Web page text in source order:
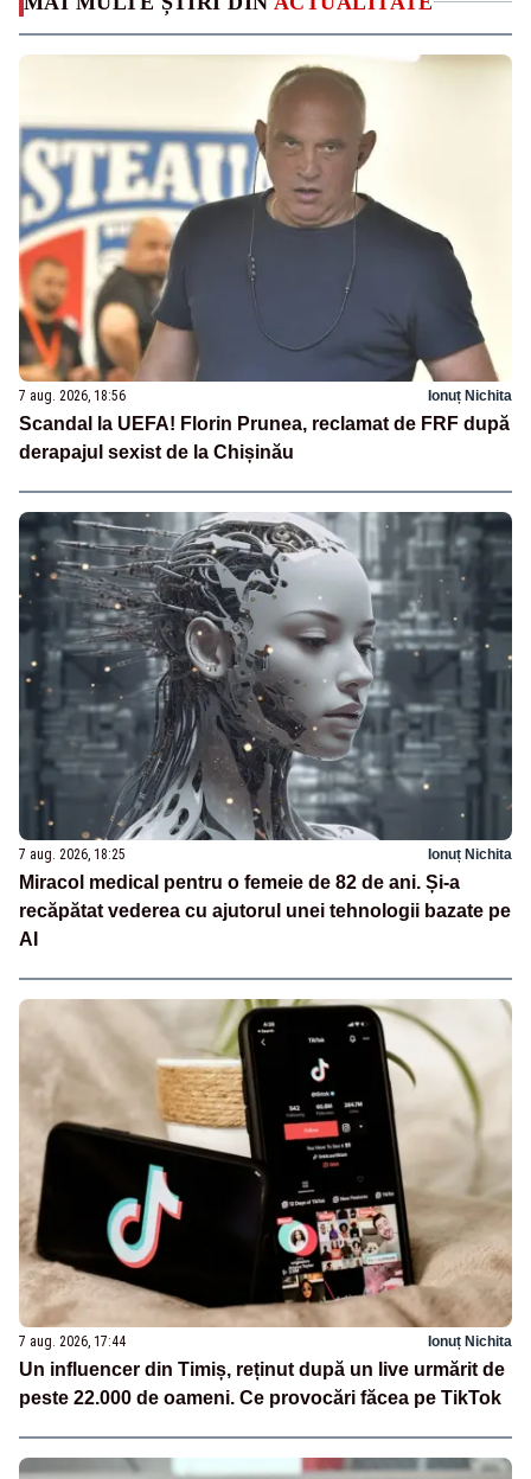
7 aug. 2026, 18:56 Ionuț Nichita
Scandal la UEFA! Florin Prunea, reclamat de FRF după
derapajul sexist de la Chișinău
7 aug. 2026, 18:25 Ionuț Nichita
Miracol medical pentru o femeie de 82 de ani. Și-a
recăpătat vederea cu ajutorul unei tehnologii bazate pe
AI
7 aug. 2026, 17:44 Ionuț Nichita
Un influencer din Timiș, reținut după un live urmărit de
peste 22.000 de oameni. Ce provocări făcea pe TikTok